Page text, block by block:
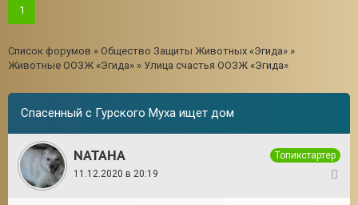
1
Список форумов » Общество Защиты Животных «Эгида» »
Животные ООЗЖ «Эгида» » Улица счастья ООЗЖ «Эгида»
Спасенный с Гурского Муха ищет дом
NATAHA
Топикстартер
11.12.2020 в 20:19